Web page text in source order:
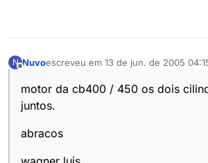
N Nuvoescreveu em 13 de jun. de 2005
última edição por
motor da cb400 / 450 os dois
juntos.
abracos